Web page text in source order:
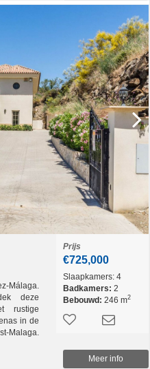
Málaga.
deze
rustige
in de
Malaga.
Prijs
€725,000
Slaapkamers: 4
Badkamers: 2
Bebouwd: 246 m2
Meer info